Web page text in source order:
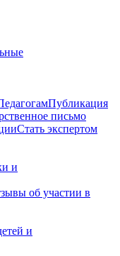
Публикация
письмо
Стать экспертом
и
об участии в